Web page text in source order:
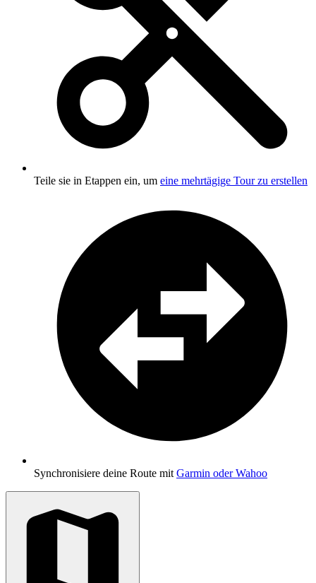
Teile sie in Etappen ein, um eine mehrtägige Tour zu erstellen
Synchronisiere deine Route mit Garmin oder Wahoo